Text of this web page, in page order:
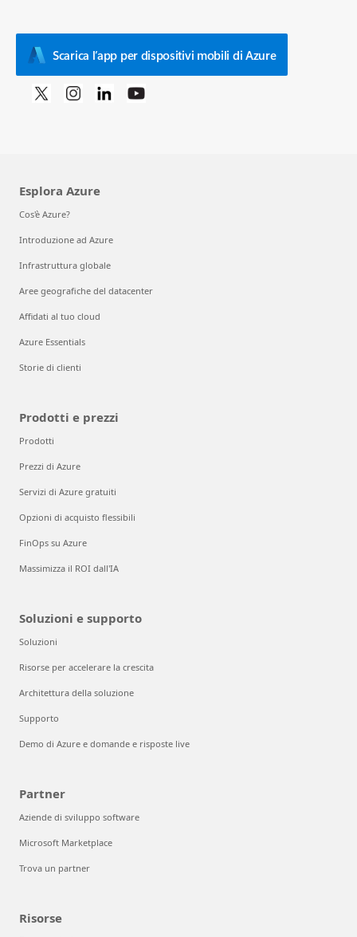
Scarica l’app per dispositivi mobili di Azure
Esplora Azure
Cos'è Azure?
Introduzione ad Azure
Infrastruttura globale
Aree geografiche del datacenter
Affidati al tuo cloud
Azure Essentials
Storie di clienti
Prodotti e prezzi
Prodotti
Prezzi di Azure
Servizi di Azure gratuiti
Opzioni di acquisto flessibili
FinOps su Azure
Massimizza il ROI dall'IA
Soluzioni e supporto
Soluzioni
Risorse per accelerare la crescita
Architettura della soluzione
Supporto
Demo di Azure e domande e risposte live
Partner
Aziende di sviluppo software
Microsoft Marketplace
Trova un partner
Risorse